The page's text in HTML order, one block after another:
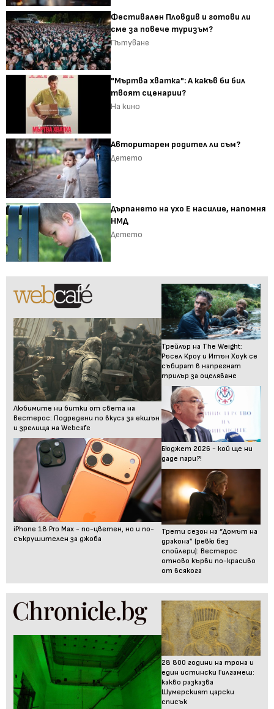
Фестивален Пловдив и готови ли
сме за повече туризъм?
Пътуване
"Мъртва хватка": А какъв би бил
твоят сценарии?
На кино
Авторитарен родител ли съм?
Детето
Дърпането на ухо Е насилие, напомня
НМД
Детето
Любимите ни битки от света на
Вестерос: Подредени по вкуса за екшън
и зрелища на Webcafe
iPhone 18 Pro Max - по-цветен, но и по-
съкрушителен за джоба
Трейлър на The Weight:
Ръсел Кроу и Итън Хоук се
събират в напрегнат
трилър за оцеляване
Бюджет 2026 - кой ще ни
даде пари?!
Трети сезон на “Домът на
дракона” (ревю без
спойлери): Вестерос
отново кърви по-красиво
от всякога
28 800 години на трона и
един истински Гилгамеш:
какво разказва
Шумерският царски
списък